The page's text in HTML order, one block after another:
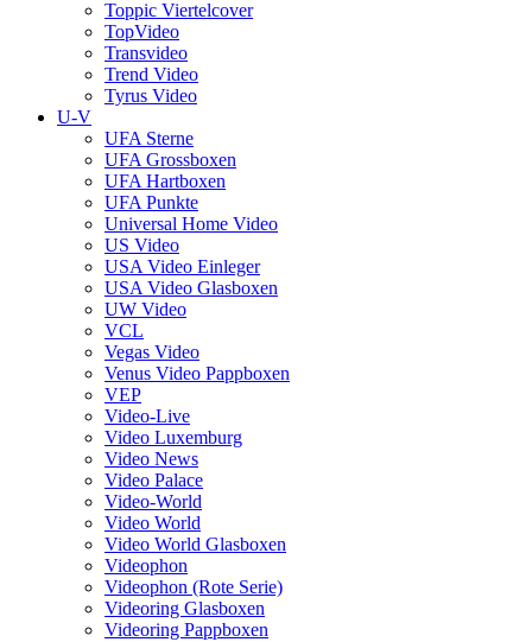
Toppic Viertelcover
TopVideo
Transvideo
Trend Video
Tyrus Video
U-V
UFA Sterne
UFA Grossboxen
UFA Hartboxen
UFA Punkte
Universal Home Video
US Video
USA Video Einleger
USA Video Glasboxen
UW Video
VCL
Vegas Video
Venus Video Pappboxen
VEP
Video-Live
Video Luxemburg
Video News
Video Palace
Video-World
Video World
Video World Glasboxen
Videophon
Videophon (Rote Serie)
Videoring Glasboxen
Videoring Pappboxen